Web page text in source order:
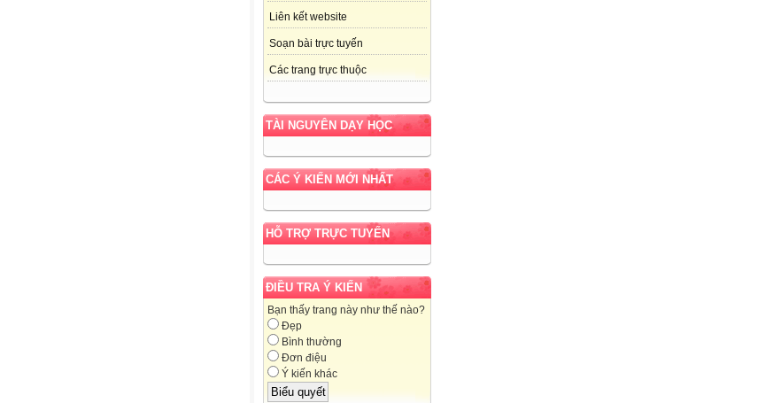
Liên kết website
Soạn bài trực tuyến
Các trang trực thuộc
TÀI NGUYÊN DẠY HỌC
CÁC Ý KIẾN MỚI NHẤT
HỖ TRỢ TRỰC TUYẾN
ĐIỀU TRA Ý KIẾN
Bạn thấy trang này như thế nào?
Đẹp
Bình thường
Đơn điệu
Ý kiến khác